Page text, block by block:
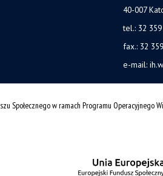
40-007
tel.: 32
fax.: 32
e-mail:
Społecznego w ramach Programu Operacyjnego